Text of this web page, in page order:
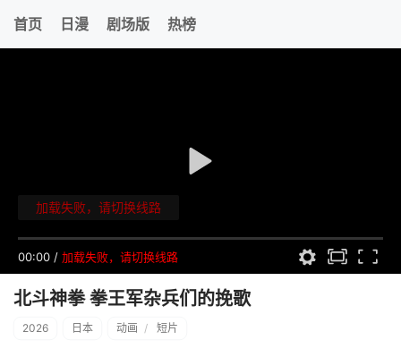
首页 日漫 剧场版 热榜
00:00 / 加载失败，请切换线路
加载失败，请切换线路
北斗神拳 拳王军杂兵们的挽歌
2026 日本 动画 / 短片